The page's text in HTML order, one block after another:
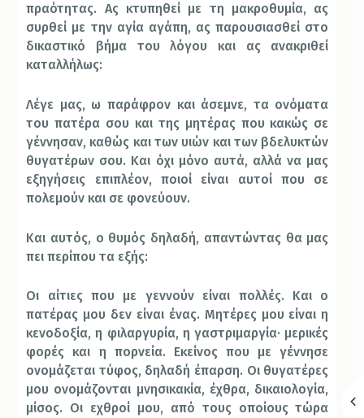
πραότητας. Ας κτυπηθεί με τη μακροθυμία, ας
συρθεί με την αγία αγάπη, ας παρουσιασθεί στο
δικαστικό βήμα του λόγου και ας ανακριθεί
καταλλήλως:
Λέγε μας, ω παράφρον και άσεμνε, τα ονόματα
του πατέρα σου και της μητέρας που κακώς σε
γέννησαν, καθώς και των υιών και των βδελυκτών
θυγατέρων σου. Και όχι μόνο αυτά, αλλά να μας
εξηγήσεις επιπλέον, ποιοί είναι αυτοί που σε
πολεμούν και σε φονεύουν.
Και αυτός, ο θυμός δηλαδή, απαντώντας θα μας
πει περίπου τα εξής:
Οι αίτιες που με γεννούν είναι πολλές. Και ο
πατέρας μου δεν είναι ένας. Μητέρες μου είναι η
κενοδοξία, η φιλαργυρία, η γαστριμαργία· μερικές
φορές και η πορνεία. Εκείνος που με γέννησε
ονομάζεται τύφος, δηλαδή έπαρση. Οι θυγατέρες
μου ονομάζονται μνησικακία, έχθρα, δικαιολογία,
μίσος. Οι εχθροί μου, από τους οποίους τώρα